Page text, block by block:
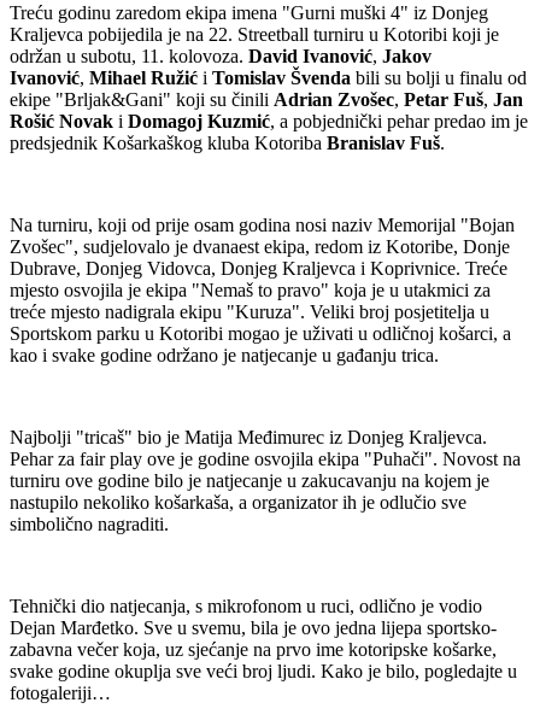
Treću godinu zaredom ekipa imena "Gurni muški 4" iz Donjeg
Kraljevca pobijedila je na 22. Streetball turniru u Kotoribi koji je
održan u subotu, 11. kolovoza. David Ivanović, Jakov
Ivanović, Mihael Ružić i Tomislav Švenda bili su bolji u finalu od
ekipe "Brljak&Gani" koji su činili Adrian Zvošec, Petar Fuš, Jan
Rošić Novak i Domagoj Kuzmić, a pobjednički pehar predao im je
predsjednik Košarkaškog kluba Kotoriba Branislav Fuš.
Na turniru, koji od prije osam godina nosi naziv Memorijal "Bojan
Zvošec", sudjelovalo je dvanaest ekipa, redom iz Kotoribe, Donje
Dubrave, Donjeg Vidovca, Donjeg Kraljevca i Koprivnice. Treće
mjesto osvojila je ekipa "Nemaš to pravo" koja je u utakmici za
treće mjesto nadigrala ekipu "Kuruza". Veliki broj posjetitelja u
Sportskom parku u Kotoribi mogao je uživati u odličnoj košarci, a
kao i svake godine održano je natjecanje u gađanju trica.
Najbolji "tricaš" bio je Matija Međimurec iz Donjeg Kraljevca.
Pehar za fair play ove je godine osvojila ekipa "Puhači". Novost na
turniru ove godine bilo je natjecanje u zakucavanju na kojem je
nastupilo nekoliko košarkaša, a organizator ih je odlučio sve
simbolično nagraditi.
Tehnički dio natjecanja, s mikrofonom u ruci, odlično je vodio
Dejan Marđetko. Sve u svemu, bila je ovo jedna lijepa sportsko-
zabavna večer koja, uz sjećanje na prvo ime kotoripske košarke,
svake godine okuplja sve veći broj ljudi. Kako je bilo, pogledajte u
fotogaleriji…